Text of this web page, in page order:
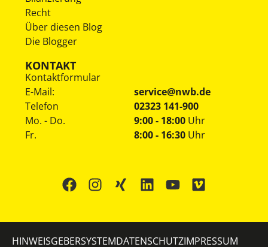
Recht
Über diesen Blog
Die Blogger
KONTAKT
Kontaktformular
E-Mail:
service@nwb.de
Telefon
02323 141-900
Mo. - Do.
Fr.
9:00 - 18:00 Uhr
8:00 - 16:30 Uhr
HINWEISGEBERSYSTEMDATENSCHUTZIMPRESSUM